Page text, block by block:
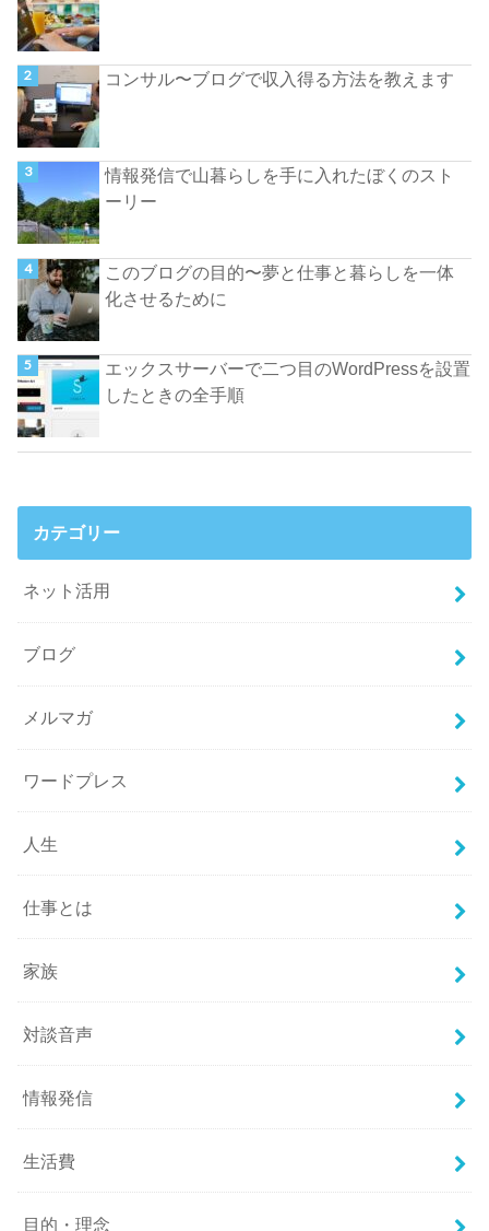
コンサル〜ブログで収入得る方法を教えます
情報発信で山暮らしを手に入れたぼくのスト
ーリー
このブログの目的〜夢と仕事と暮らしを一体
化させるために
エックスサーバーで二つ目のWordPressを設置
したときの全手順
カテゴリー
ネット活用
ブログ
メルマガ
ワードプレス
人生
仕事とは
家族
対談音声
情報発信
生活費
目的・理念